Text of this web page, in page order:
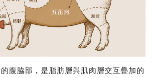
腹脇部，是脂肪層與肌肉層交互疊加的